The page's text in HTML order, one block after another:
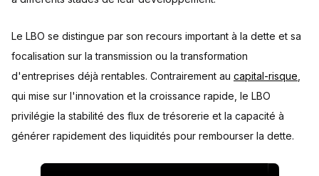
Le LBO se distingue par son recours important à la dette et sa
focalisation sur la transmission ou la transformation
d'entreprises déjà rentables. Contrairement au capital-risque
qui mise sur l'innovation et la croissance rapide, le LBO
privilégie la stabilité des flux de trésorerie et la capacité à
générer rapidement des liquidités pour rembourser la dette.